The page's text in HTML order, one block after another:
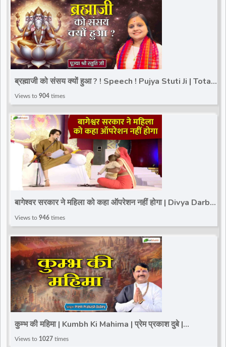
ब्रह्माजी को संसय क्यों हुआ ? ! Speech ! Pujya Stuti Ji | Total
Bhakti
Views to 904 times
बागेश्वर सरकार ने महिला को कहा ऑपरेशन नहीं होगा | Divya Darbar
| Bageshwar Dham | Karera
Views to 946 times
कुम्भ की महिमा | Kumbh Ki Mahima | प्रेम प्रकाश दुबे |
Mahakumbh Special Song 2025 | Latest Song
Views to 1027 times